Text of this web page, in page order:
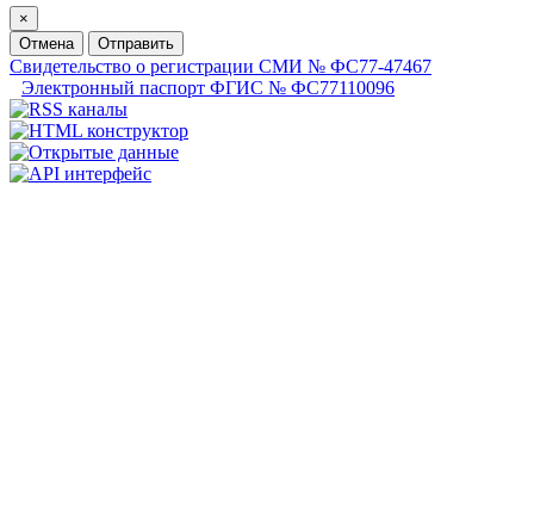
×
Отмена
Отправить
Свидетельство о регистрации СМИ № ФС77-47467
Электронный паспорт ФГИС № ФС77110096